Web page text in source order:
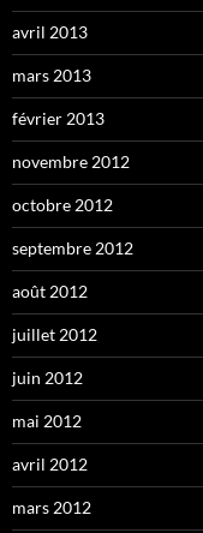
avril 2013
mars 2013
février 2013
novembre 2012
octobre 2012
septembre 2012
août 2012
juillet 2012
juin 2012
mai 2012
avril 2012
mars 2012